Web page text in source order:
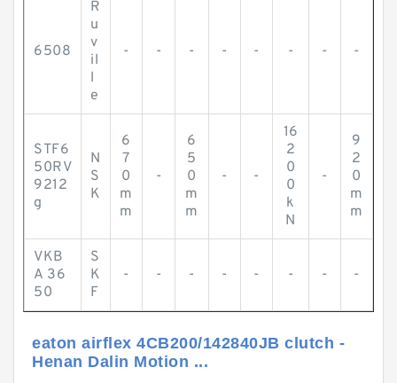
6508
R
u
v
il
l
e
- - - - - - - -
STF6
50RV
9212
g
N
S
K
6
7
0
m
m
-
6
5
0
m
m
- -
16
2
0
0
k
N
-
9
2
0
m
m
VKB
A 36
50
S
K
F
- - - - - - - -
eaton airflex 4CB200/142840JB clutch -
Henan Dalin Motion ...